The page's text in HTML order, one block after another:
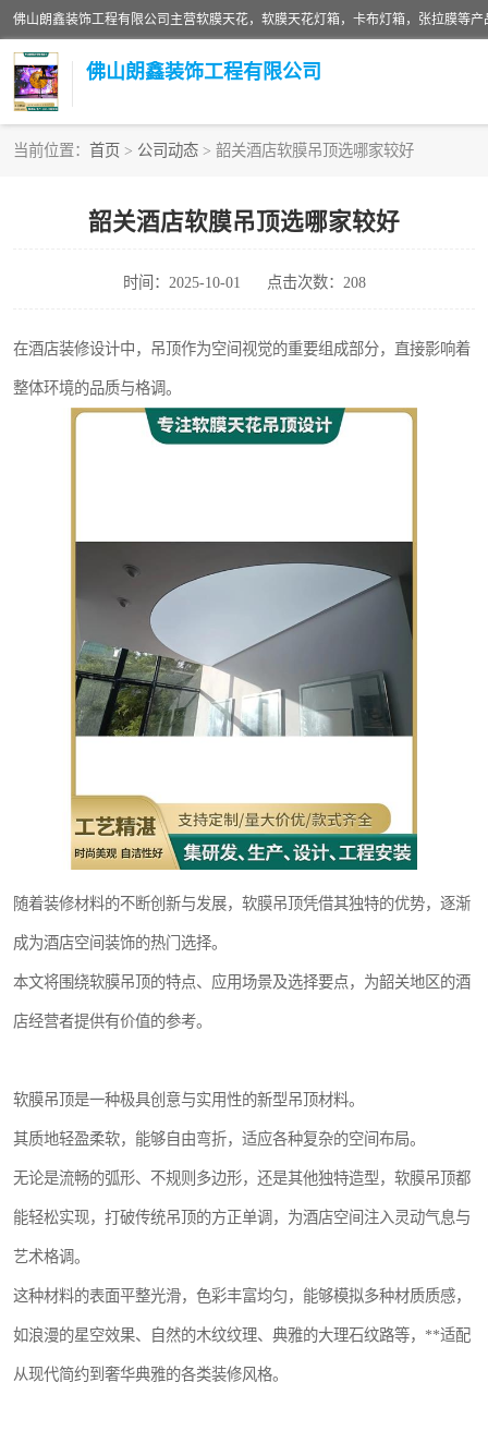
佛山朗鑫装饰工程有限公司
当前位置： 首页 > 公司动态 > 韶关酒店软膜吊顶选哪家较好
韶关酒店软膜吊顶选哪家较好
时间：2025-10-01 点击次数：208
在酒店装修设计中，吊顶作为空间视觉的重要组成部分，直接影响着
整体环境的品质与格调。
随着装修材料的不断创新与发展，软膜吊顶凭借其独特的优势，逐渐
成为酒店空间装饰的热门选择。
本文将围绕软膜吊顶的特点、应用场景及选择要点，为韶关地区的酒
店经营者提供有价值的参考。
软膜吊顶是一种极具创意与实用性的新型吊顶材料。
其质地轻盈柔软，能够自由弯折，适应各种复杂的空间布局。
无论是流畅的弧形、不规则多边形，还是其他独特造型，软膜吊顶都
能轻松实现，打破传统吊顶的方正单调，为酒店空间注入灵动气息与
艺术格调。
这种材料的表面平整光滑，色彩丰富均匀，能够模拟多种材质质感，
如浪漫的星空效果、自然的木纹纹理、典雅的大理石纹路等，**适配
从现代简约到奢华典雅的各类装修风格。